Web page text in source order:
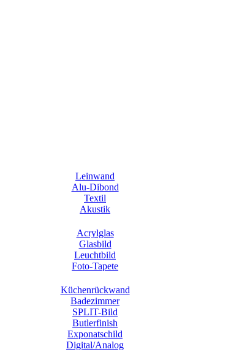
Leinwand
Alu-Dibond
Textil
Akustik
Acrylglas
Glasbild
Leuchtbild
Foto-Tapete
Küchenrückwand
Badezimmer
SPLIT-Bild
Butlerfinish
Exponatschild
Digital/Analog